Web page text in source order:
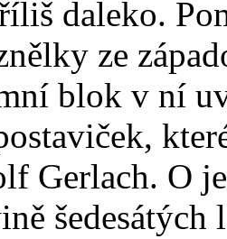
daleko.
ze
blok v ní
Gerlach. O
šedesátých